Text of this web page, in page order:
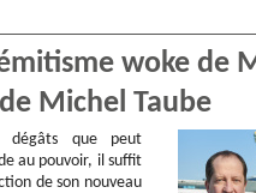
woke de
Michel Taube
dégâts que peut
au pouvoir, il suffit
de son nouveau